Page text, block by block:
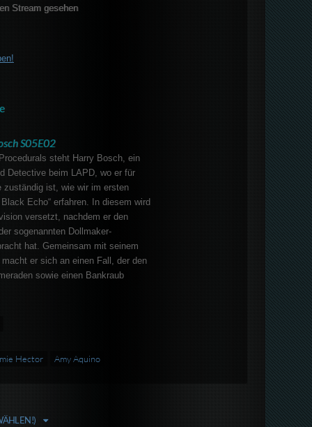
Stream gesehen
S05E02
steht Harry Bosch, ein
Detective beim LAPD, wo er für
zuständig ist, wie wir im ersten
Echo“ erfahren. In diesem wird
versetzt, nachdem er den
sogenannten Dollmaker-
hat. Gemeinsam mit seinem
er sich an einen Fall, der den
sowie einen Bankraub
Hector Amy Aquino